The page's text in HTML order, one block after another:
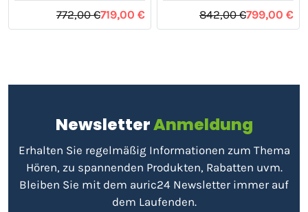
772,00 €719,00 € 842,00 €799,00 €
NewsletterAnmeldung
Erhalten Sie regelmäßig Informationen zum Thema
Hören, zu spannenden Produkten, Rabatten uvm.
Bleiben Sie mit dem auric24 Newsletter immer auf
dem Laufenden.